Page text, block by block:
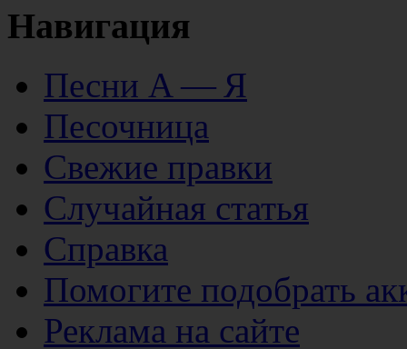
Навигация
Песни А — Я
Песочница
Свежие правки
Случайная статья
Справка
Помогите подобрать
Реклама на сайте